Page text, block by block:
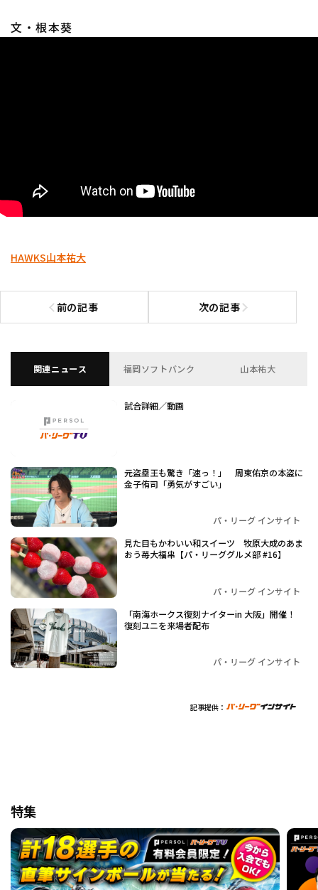
運営会社（別ウィンドウで開く）
文・根本葵
HAWKS山本祐大
前の記事
前の記事へ 次の記事次の記事へ
関連ニュース 福岡ソフトバンク 山本祐大
試合詳細／動画
元盗塁王も驚き「速っ！」 周東佑京の本盗に
金子侑司「勇気がすごい」
パ・リーグ インサイト
見た目もかわいい和スイーツ 牧原大成のあま
おう苺大福串【パ・リーググルメ部 #16】
パ・リーグ インサイト
「南海ホークス復刻ナイターin 大阪」開催！
復刻ユニを来場者配布
パ・リーグ インサイト
記事提供：
特集